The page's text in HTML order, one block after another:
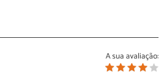
A sua avaliação: